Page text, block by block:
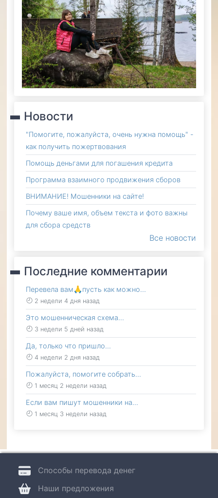
Новости
"Помогите, пожалуйста, очень нужна помощь" -
как получить пожертвования
Помощь деньгами для погашения кредита
Программа взаимного продвижения сборов
ВНИМАНИЕ! Мошенники на сайте!
Почему ваше имя, объем текста и фото важны
для сбора средств
Все новости
Последние комментарии
Перевела вам🙏пусть как можно…
2 недели 4 дня назад
Это мошенническая схема…
3 недели 5 дней назад
Да, только что пришло…
4 недели 2 дня назад
Пожалуйста, помогите собрать…
1 месяц 2 недели назад
Если вам пишут мошенники на…
1 месяц 3 недели назад
Способы перевода денег
Наши предложения